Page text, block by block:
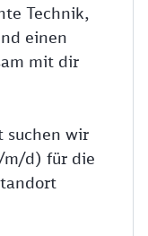
Technik,
einen
mit dir
suchen wir
m/d) für die